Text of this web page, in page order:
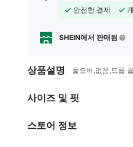
안전한 결제
SHEIN에서 판매됨
상품설명 풀오버,없음,드롭
사이즈 및 핏
스토어 정보
4.71
4.71